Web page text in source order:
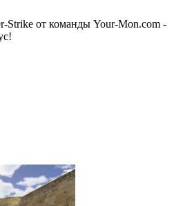
Strike от команды Your-Mon.com -